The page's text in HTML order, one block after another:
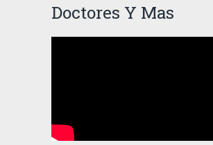
Doctores Y Mas